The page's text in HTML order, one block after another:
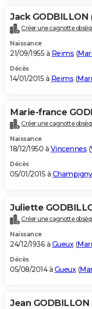
Jack GODBILLON
Créer une cagnotte
Naissance
21/09/1955 à Reims (
Décès
14/01/2015 à Reims (
Marie-france
Créer une cagnotte
Naissance
18/12/1950 à Vincennes (
Décès
05/01/2015 à
Juliette
Créer une cagnotte
Naissance
24/12/1936 à Gueux(
Décès
05/08/2014 à Gueux(
Jean GODBILLON